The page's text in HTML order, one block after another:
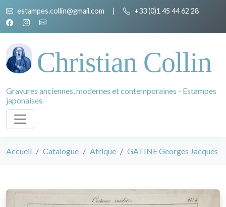
estampes.collin@gmail.com | +33 (0)1 45 44 62 28
Christian Collin
Gravures anciennes, modernes et contemporaines - Estampes
japonaises
Accueil Catalogue Afrique GATINE Georges Jacques